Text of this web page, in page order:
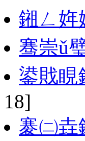
鎺ㄥ
骞崇ǔ
鍙戝睍
18]
褰㈡垚